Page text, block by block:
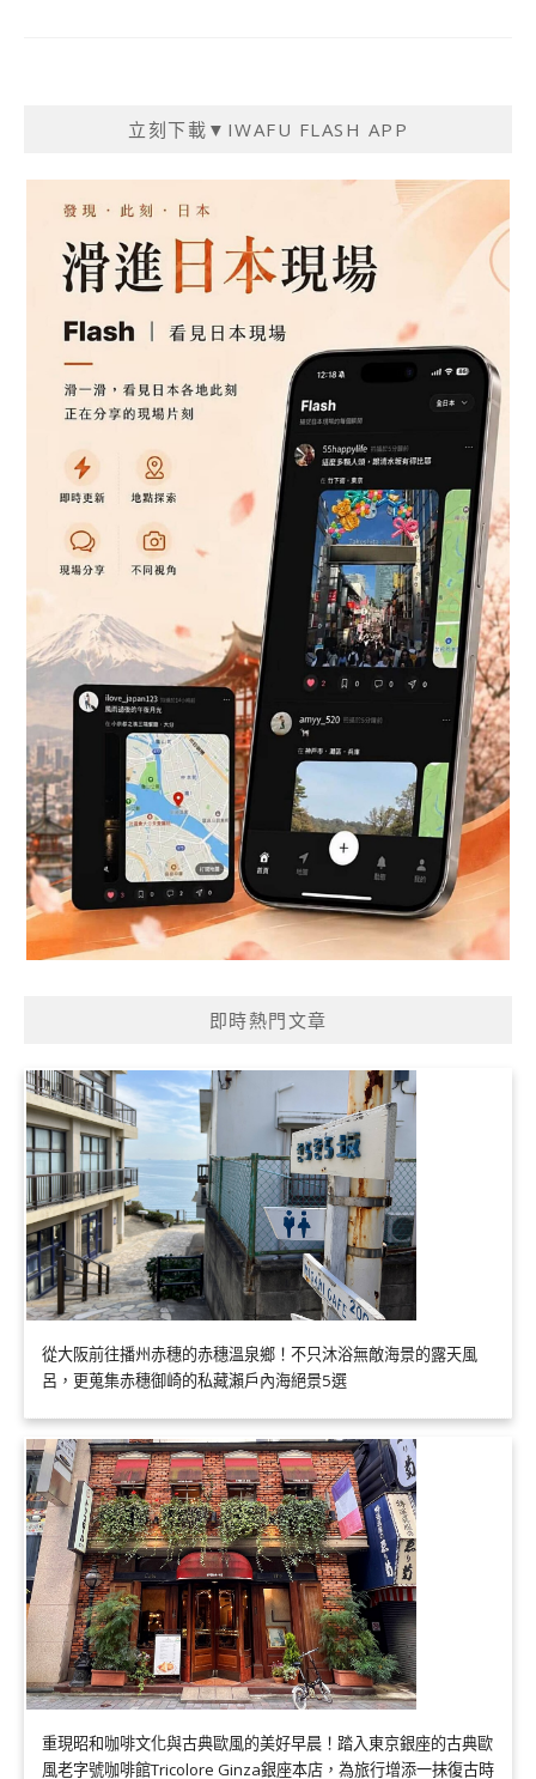
立刻下載▼IWAFU FLASH APP
即時熱門文章
從大阪前往播州赤穗的赤穗溫泉鄉！不只沐浴無敵海景的露天風
呂，更蒐集赤穗御崎的私藏瀨戶內海絕景5選
重現昭和咖啡文化與古典歐風的美好早晨！踏入東京銀座的古典歐
風老字號咖啡館Tricolore Ginza銀座本店，為旅行增添一抹復古時